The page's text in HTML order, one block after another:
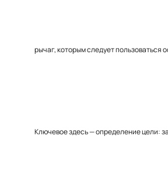
рычаг, которым следует пользоваться
Ключевое здесь — определение цели: